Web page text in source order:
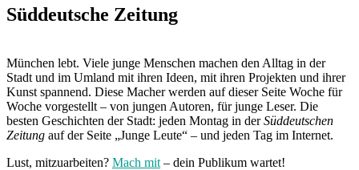
Post:
Süddeutsche Zeitung
München lebt. Viele junge Menschen machen den Alltag in der
Stadt und im Umland mit ihren Ideen, mit ihren Projekten und ihrer
Kunst spannend. Diese Macher werden auf dieser Seite Woche für
Woche vorgestellt – von jungen Autoren, für junge Leser. Die
besten Geschichten der Stadt: jeden Montag in derSüddeutschen
Zeitung auf der Seite „Junge Leute“ – und jeden Tag im Internet.
Lust, mitzuarbeiten? Mach mit – dein Publikum wartet!